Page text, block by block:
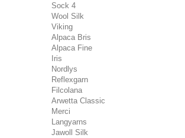
Sock 4
Wool Silk
Viking
Alpaca Bris
Alpaca Fine
Iris
Nordlys
Reflexgarn
Filcolana
Arwetta Classic
Merci
Langyarns
Jawoll Silk